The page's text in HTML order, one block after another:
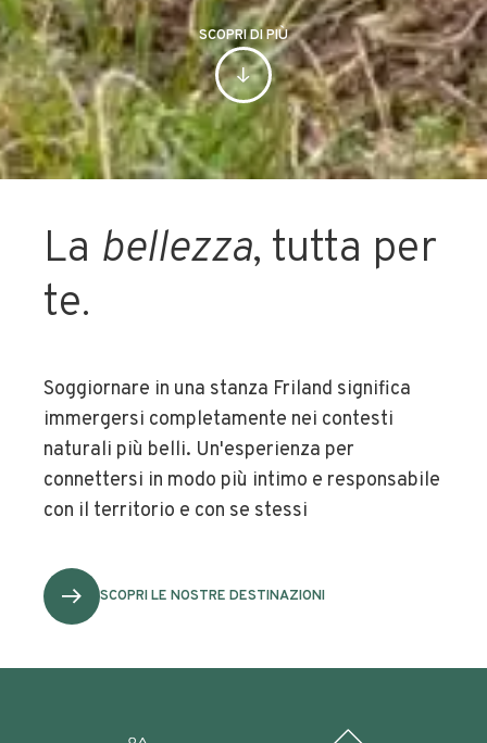
SCOPRI DI PIÙ
La bellezza, tutta per
te.
Soggiornare in una stanza Friland significa
immergersi completamente nei contesti
naturali più belli. Un'esperienza per
connettersi in modo più intimo e responsabile
con il territorio e con se stessi
SCOPRI LE NOSTRE DESTINAZIONI